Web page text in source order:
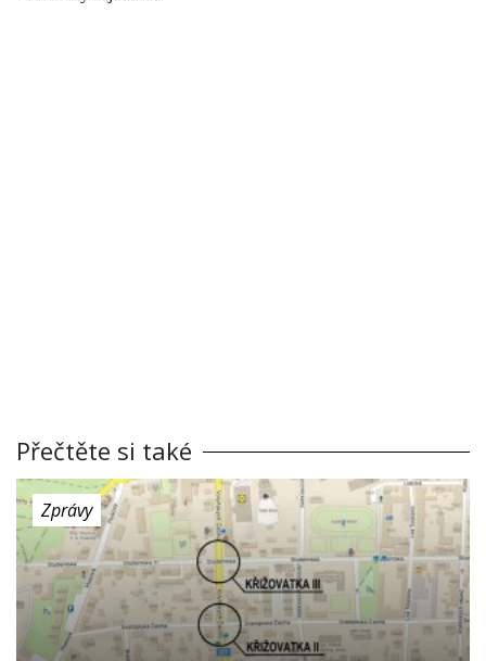
Přečtěte si také
Zprávy